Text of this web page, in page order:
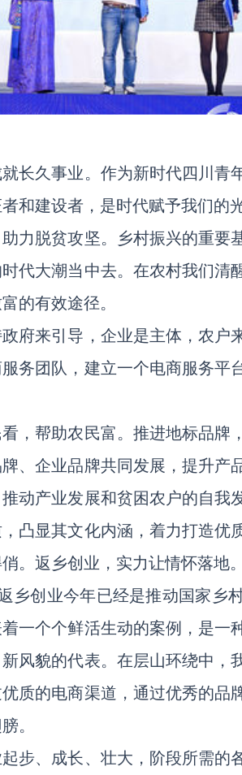
长久事业。作为新时代四川青
和建设者，是时代赋予我们的
力脱贫攻坚。乡村振兴的重要
代大潮当中去。在农村我们清
的有效途径。
府来引导，企业是主体，农户
务团队，建立一个电商服务平
，帮助农民富。推进地标品牌
、企业品牌共同发展，提升产
动产业发展和贫困农户的自我
凸显其文化内涵，着力打造优
。 返乡创业，实力让情怀落地。
乡创业今年已经是推动国家乡
一个个鲜活生动的案例，是一
风貌的代表。在层山环绕中，
质的电商渠道，通过优秀的品
。
步、成长、壮大，阶段所需的